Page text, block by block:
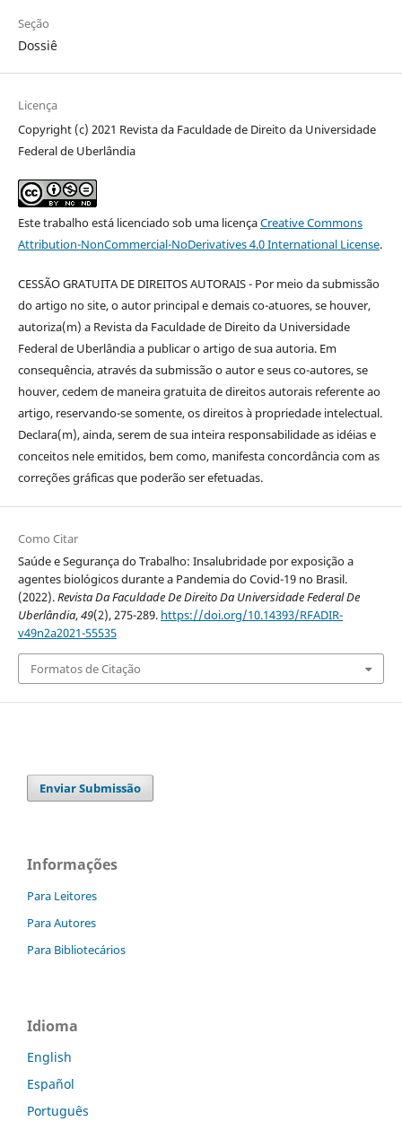
Seção
Dossiê
Licença
Copyright (c) 2021 Revista da Faculdade de Direito da Universidade
Federal de Uberlândia
Este trabalho está licenciado sob uma licençaCreative Commons
Attribution-NonCommercial-NoDerivatives 4.0 International License.
CESSÃO GRATUITA DE DIREITOS AUTORAIS - Por meio da submissão
do artigo no site, o autor principal e demais co-atuores, se houver,
autoriza(m) a Revista da Faculdade de Direito da Universidade
Federal de Uberlândia a publicar o artigo de sua autoria. Em
consequência, através da submissão o autor e seus co-autores, se
houver, cedem de maneira gratuita de direitos autorais referente ao
artigo, reservando-se somente, os direitos à propriedade intelectual.
Declara(m), ainda, serem de sua inteira responsabilidade as idéias e
conceitos nele emitidos, bem como, manifesta concordância com as
correções gráficas que poderão ser efetuadas.
Como Citar
Saúde e Segurança do Trabalho: Insalubridade por exposição a
agentes biológicos durante a Pandemia do Covid-19 no Brasil.
(2022).Revista Da Faculdade De Direito Da Universidade Federal De
Uberlândia,49(2), 275-289. https://doi.org/10.14393/RFADIR-
v49n2a2021-55535
Formatos de Citação
Enviar Submissão
Informações
Para Leitores
Para Autores
Para Bibliotecários
Idioma
English
Español
Português